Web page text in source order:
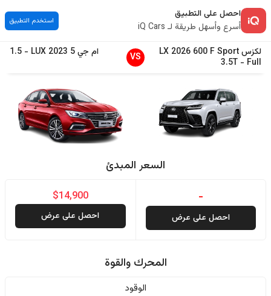
احصل على التطبيق
أسرع وأسهل طريقة لـ iQ Cars
استخدم التطبيق
لكزس LX 2026 600 F Sport
Full
-
3.5T
VS ام جي5
2023
LUX
-
1.5
السعر المبدئ
-
احصل على عرض
$14,900
احصل على عرض
المحرك والقوة
الوقود